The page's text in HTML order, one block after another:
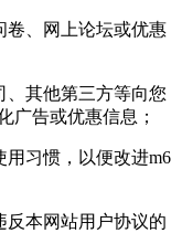
、网上论坛或优惠
其他第三方等向您
广告或优惠信息；
习惯，以便改进m6
本网站用户协议的